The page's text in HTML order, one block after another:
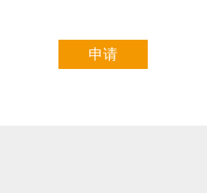
申请